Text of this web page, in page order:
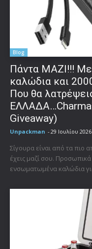
Blog
Πάντα ΜΑΖΙ!!!
καλώδια και
Που θα
Giveaway)
Unpackman - 29 Ιουλίου 2026
Σίγουρα είναι από τα πιο
έχεις μαζί σου.
ενσωματωμένα καλώδια